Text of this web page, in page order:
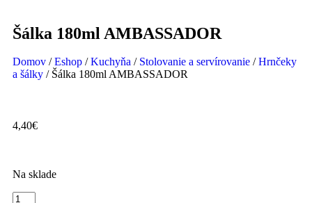
Šálka 180ml AMBASSADOR
Domov /Eshop /Kuchyňa / Stolovanie a servírovanie /Hrnčeky
a šálky / Šálka 180ml AMBASSADOR
4,40€
Na sklade